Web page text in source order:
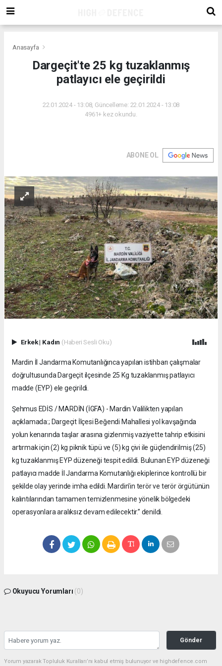
Anasayfa
Dargeçit'te 25 kg tuzaklanmış
patlayıcı ele geçirildi
22.01.2024 - 13:08, Güncelleme: 22.01.2024 - 13:08
4961+ kez okundu.
ABONE OL
Erkek| Kadın (Haberi Sesli Oku)
Mardin İl Jandarma Komutanlığınca yapılan istihbarı çalışmalar
doğrultusunda Dargeçit ilçesinde 25 Kg tuzaklanmış patlayıcı
madde (EYP) ele geçirildi.
Şehmus EDİS / MARDİN (İGFA) - Mardin Valilikten yapılan
açıklamada:; Dargeçit İlçesi Beğendi Mahallesi yol kavşağında
yolun kenarında taşlar arasına gizlenmiş vaziyette tahrip etkisini
artırmak için (2) kg piknik tüpü ve (5) kg çivi ile güçlendirilmiş (25)
kg tuzaklanmış EYP düzeneği tespit edildi. Bulunan EYP düzeneği
patlayıcı madde İl Jandarma Komutanlığı ekiplerince kontrollü bir
şekilde olay yerinde imha edildi. Mardin'in terör ve terör örgütünün
kalıntılarından tamamen temizlenmesine yönelik bölgedeki
operasyonlara aralıksız devam edilecektir.” denildi.
Okuyucu Yorumları (0)
Gönder
Yorum yazarak Topluluk Kuralları’nı kabul etmiş bulunuyor ve highdefence.com